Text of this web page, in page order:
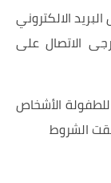
الالكتروني
الاتصال على
الأشخاص
الشروط